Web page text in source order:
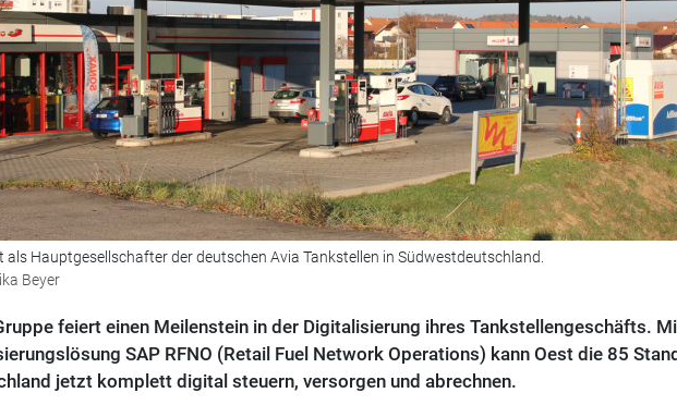
als Hauptgesellschafter der deutschen Avia Tankstellen in Südwestdeutschland.
Beyer
feiert einen Meilenstein in der Digitalisierung ihres Tankstellengeschäfts.
SAP RFNO (Retail Fuel Network Operations) kann Oest die 85
jetzt komplett digital steuern, versorgen und abrechnen.